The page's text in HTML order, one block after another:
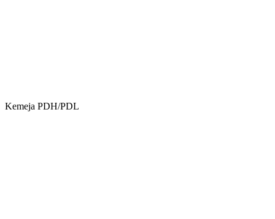
Kemeja PDH/PDL